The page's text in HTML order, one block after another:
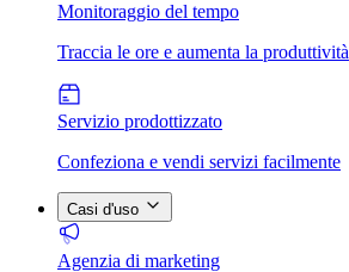
Monitoraggio del tempo
Traccia le ore e aumenta la produttività
Servizio prodottizzato
Confeziona e vendi servizi facilmente
Casi d'uso
Agenzia di marketing